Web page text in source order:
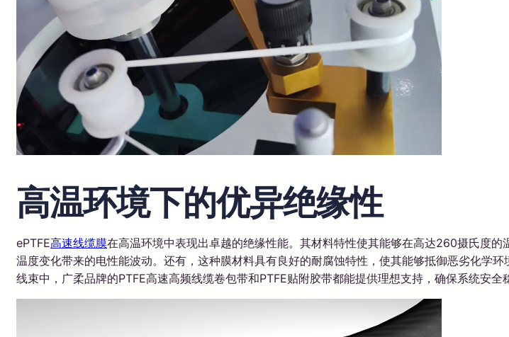
高温环境下的优异绝缘性
ePTFE高速线缆膜在高温环境中表现出卓越的绝缘性能。其材料特性使其能够在高达260摄氏度
温度变化带来的电性能波动。还有，这种膜材料具有良好的耐腐蚀特性，使其能够抵御恶劣化学
线束中，广柔品牌的PTFE高速高频线缆卷包带和PTFE贴附胶带都能提供理想支持，确保系统安全